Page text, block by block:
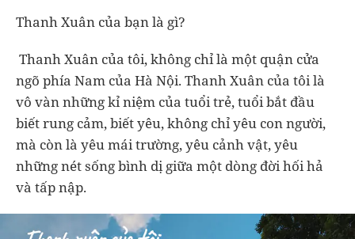
Thanh Xuân của bạn là gì?
Thanh Xuân của tôi, không chỉ là một quận cửa
ngõ phía Nam của Hà Nội. Thanh Xuân của tôi là
vô vàn những kỉ niệm của tuổi trẻ, tuổi bắt đầu
biết rung cảm, biết yêu, không chỉ yêu con người,
mà còn là yêu mái trường, yêu cảnh vật, yêu
những nét sống bình dị giữa một dòng đời hối hả
và tấp nập.